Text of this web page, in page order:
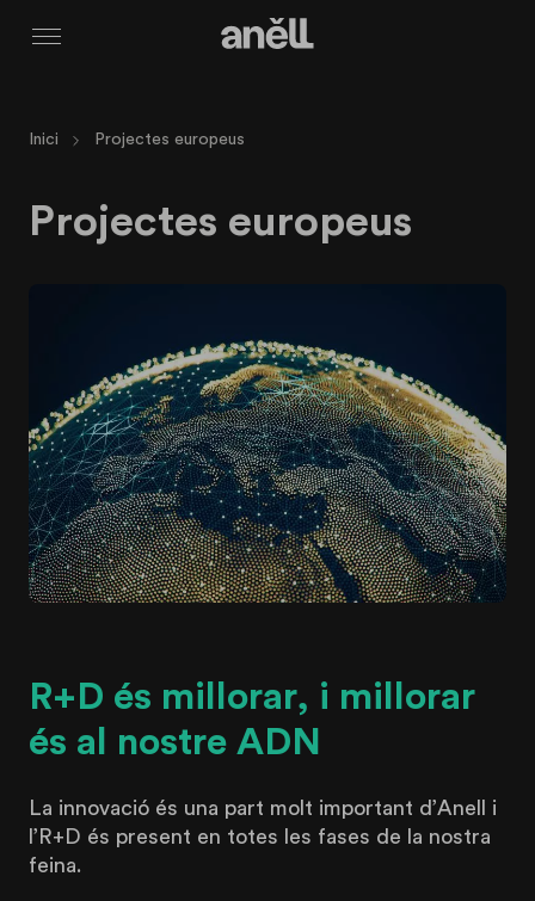
Menú
Inici Projectes europeus
Projectes europeus
R+D és millorar, i millorar
és al nostre ADN
La innovació és una part molt important d’Anell i
l’R+D és present en totes les fases de la nostra
feina.